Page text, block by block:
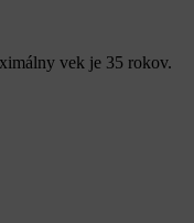
vek je 35 rokov.